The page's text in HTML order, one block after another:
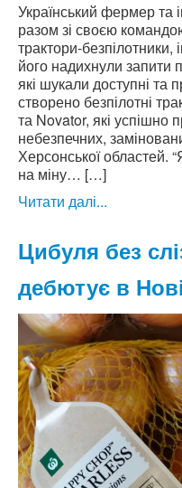
Український фермер та
разом зі своєю
трактори-
його надихнули запити
які шукали доступні
створено безпілотні
та Novator, які успішно
небезпечних,
Херсонської областей.
на міну… […]
Читати далі...
Цибуля без
дебютує в